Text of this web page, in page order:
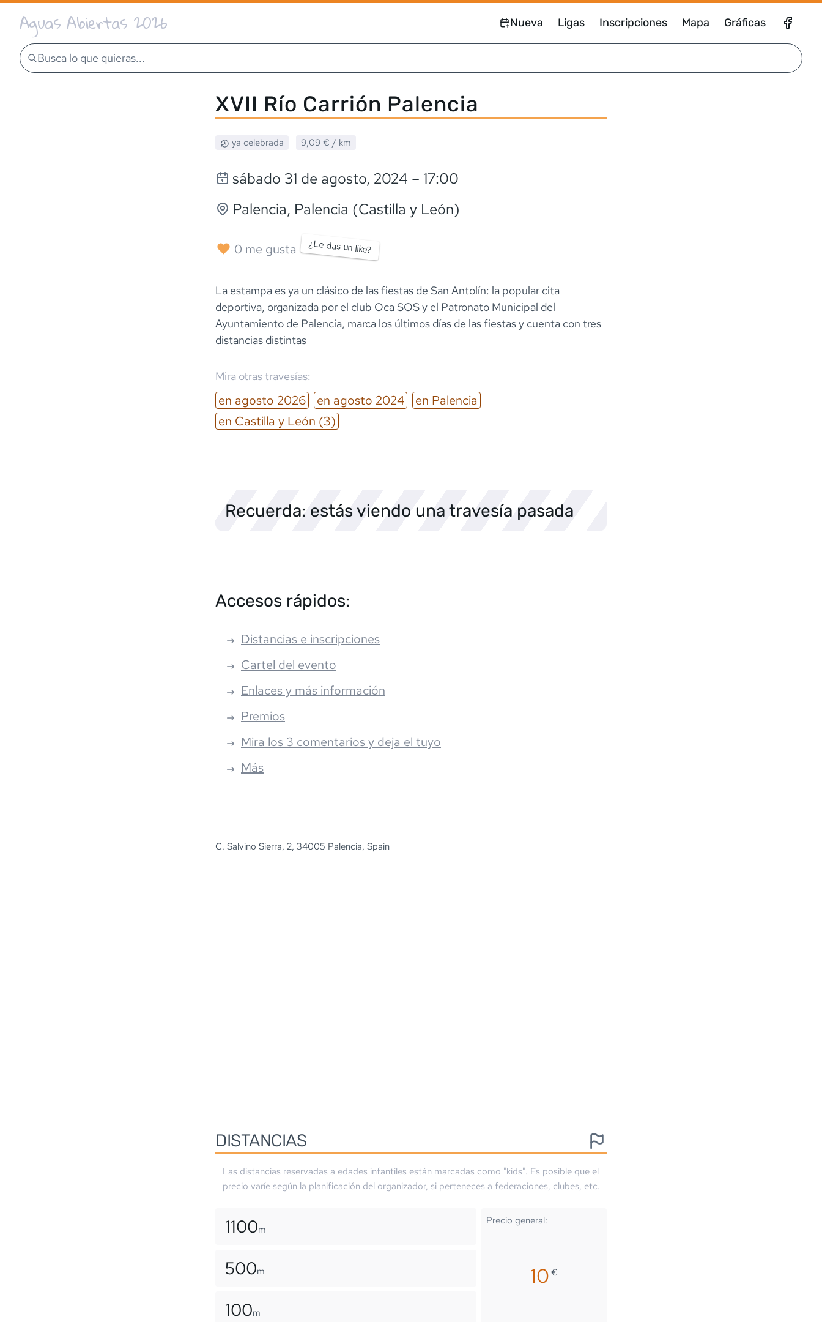
Aguas Abiertas 2026 Nueva Ligas Inscripciones Mapa Gráficas
Busca lo que quieras...
XVII Río Carrión Palencia
ya celebrada 9,09 € / km
sábado 31 de agosto, 2024 – 17:00
Palencia, Palencia (Castilla y León)
0 me gusta ¿Le das un like?
La estampa es ya un clásico de las fiestas de San Antolín: la popular cita
deportiva, organizada por el club Oca SOS y el Patronato Municipal del
Ayuntamiento de Palencia, marca los últimos días de las fiestas y cuenta con tres
distancias distintas
Mira otras travesías:
en agosto 2026 en agosto 2024 en Palencia
en Castilla y León (3)
Recuerda: estás viendo una travesía pasada
Accesos rápidos:
Distancias e inscripciones
Cartel del evento
Enlaces y más información
Premios
Mira los 3 comentarios y deja el tuyo
Más
C. Salvino Sierra, 2, 34005 Palencia, Spain
DISTANCIAS
Las distancias reservadas a edades infantiles están marcadas como "kids". Es posible que el
precio varíe según la planificación del organizador, si perteneces a federaciones, clubes, etc.
1100m
500m
100m
Precio general:
10€